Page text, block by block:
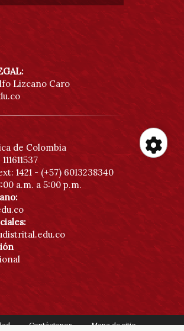
de
Lizcano Caro
de Colombia
111611537
1421 - (+57) 6013238340
a.m. a 5:00 p.m.
Contáctenos Mapa de sitio